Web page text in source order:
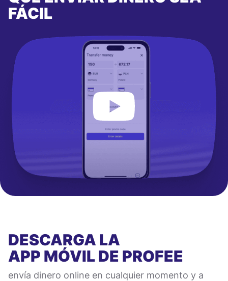
FÁCIL
DESCARGA LA
APP MÓVILDE PROFEE
envía dinero online en cualquier momento y a